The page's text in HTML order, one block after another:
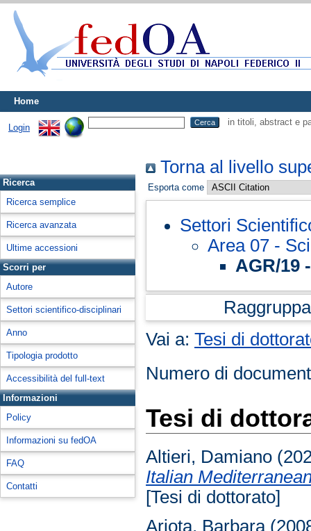
Home
Login
in titoli, abstract e
Ricerca
Ricerca semplice
Ricerca avanzata
Ultime accessioni
Scorri per
Autore
Settori scientifico-disciplinari
Anno
Tipologia prodotto
Accessibilità del full-text
Informazioni
Policy
Informazioni su fedOA
FAQ
Contatti
Torna al livello
Esporta come
Settori
Area 07 -
AGR/19
Vai a:Tesi di
Numero di
Tesi di
Altieri, Damiano
Italian
[Tesi di dottorato]
Ariota, Barbara